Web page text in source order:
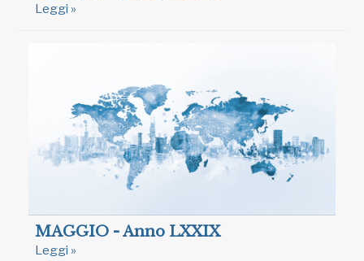
Leggi »
MAGGIO - Anno LXXIX
Leggi »